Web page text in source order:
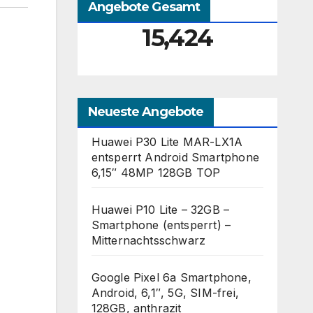
Angebote Gesamt
15,424
Neueste Angebote
Huawei P30 Lite MAR-LX1A
entsperrt Android Smartphone
6,15″ 48MP 128GB TOP
Huawei P10 Lite – 32GB –
Smartphone (entsperrt) –
Mitternachtsschwarz
Google Pixel 6a Smartphone,
Android, 6,1″, 5G, SIM-frei,
128GB, anthrazit